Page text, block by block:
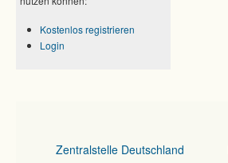
Kostenlos registrieren
Login
Zentralstelle Deutschland